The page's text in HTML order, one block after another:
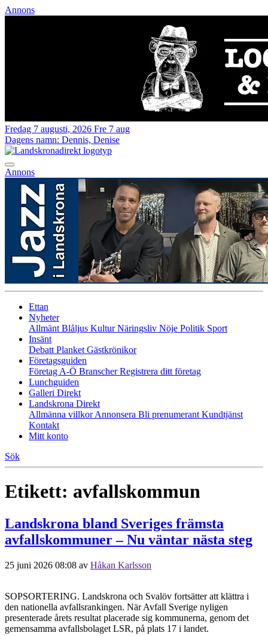
Annons
Fredag 7 augusti, 2026 Fre 7 aug
Dagens namn: Dennis, Denise
Annons
Ettan
Nyheter
Allmänt Blåljus KulturNäringsliv Nöje Politik Sport
Insänt
Debatt Planket Gästkrönikor
Företagsguiden
Företag A-Ö BranscherRegistrera ditt företag
Lunchguiden
Galleri Direkt
Landskrona Direkt
Allmänna villkorAnnonsera Bli prenumerant Kundtjänst
Kontakt
Mitt konto
Sök
Etikett: avfallskommun
Landskrona bland Sveriges främsta
avfallskommuner – Nu väntar nästa steg
25 juni 2026 08:08 av Håkan Karlsson
SOPSORTERING. Landskrona och Svalöv fortsätter att klättra i
den nationella avfallsrankingen. När Avfall Sverige nyligen
presenterade årets resultat placerade sig kommunerna, genom det
gemensamma avfallsbolaget LSR, på plats 17 i landet.